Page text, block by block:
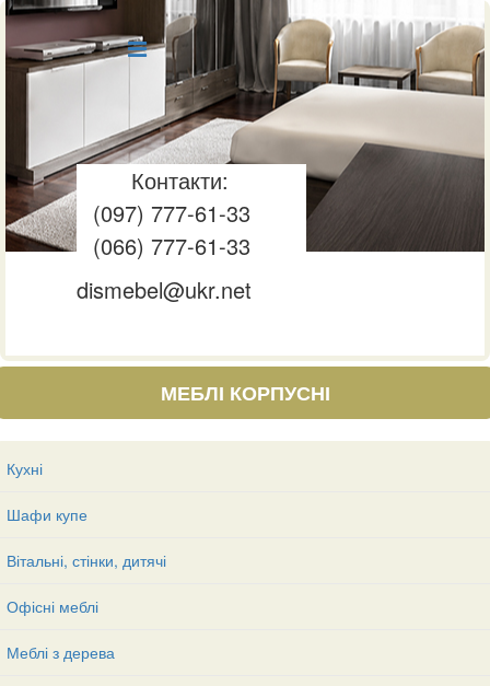
Контакти:
(097) 777-61-33
(066) 777-61-33
dismebel@ukr.net
МЕБЛІ КОРПУСНІ
Кухні
Шафи купе
Вітальні, стінки, дитячі
Офісні меблі
Меблі з дерева